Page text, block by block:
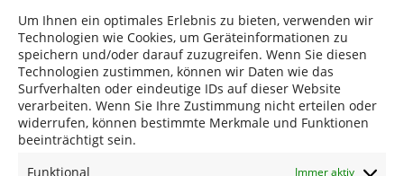
Um Ihnen ein optimales Erlebnis zu bieten, verwenden wir
Technologien wie Cookies, um Geräteinformationen zu
speichern und/oder darauf zuzugreifen. Wenn Sie diesen
Technologien zustimmen, können wir Daten wie das
Surfverhalten oder eindeutige IDs auf dieser Website
verarbeiten. Wenn Sie Ihre Zustimmung nicht erteilen oder
widerrufen, können bestimmte Merkmale und Funktionen
beeinträchtigt sein.
Funktional
Immer aktiv
CH-4133 Pratteln
Schweiz
Telefon:+41 61 825 64 62
Fax: +41 61 825 67 37
info@buss-ct.com
SOCIAL MEDIA